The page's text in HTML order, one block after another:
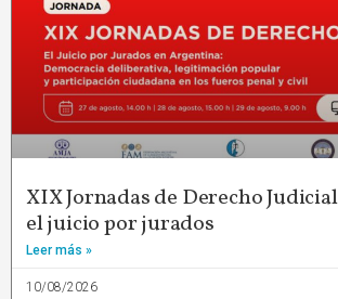
XIX Jornadas de Derecho
el juicio por jurados
Leer más »
10/08/2026